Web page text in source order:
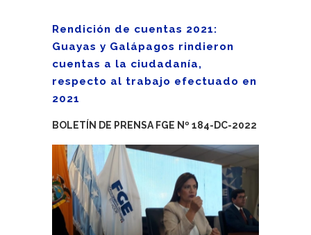
Rendición de cuentas 2021:
Guayas y Galápagos rindieron
cuentas a la ciudadanía,
respecto al trabajo efectuado en
2021
BOLETÍN DE PRENSA FGE Nº 184-DC-2022